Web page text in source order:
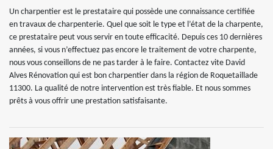
Un charpentier est le prestataire qui possède une connaissance certifiée
en travaux de charpenterie. Quel que soit le type et l’état de la charpente,
ce prestataire peut vous servir en toute efficacité. Depuis ces 10 dernières
années, si vous n’effectuez pas encore le traitement de votre charpente,
nous vous conseillons de ne pas tarder à le faire. Contactez vite David
Alves Rénovation qui est bon charpentier dans la région de Roquetaillade
11300. La qualité de notre intervention est très fiable. Et nous sommes
prêts à vous offrir une prestation satisfaisante.